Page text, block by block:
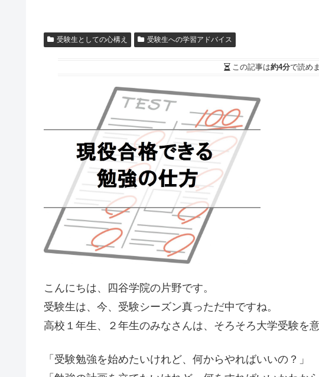
受験生としての心構え 受験生への学習アドバイス
この記事は約4分で読め
こんにちは、四谷学院の片野です。
受験生は、今、受験シーズン真っただ中ですね。
高校１年生、２年生のみなさんは、そろそろ大学受験を
「受験勉強を始めたいけれど、何からやればいいの？」